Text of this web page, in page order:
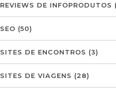
REVIEWS DE INFOPRODUTOS
SEO (50)
SITES DE ENCONTROS (3)
SITES DE VIAGENS (28)